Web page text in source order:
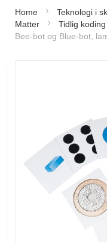
innhold
Home Teknologi i
Matter
Tidlig koding
Bee-bot og Blue-bot,